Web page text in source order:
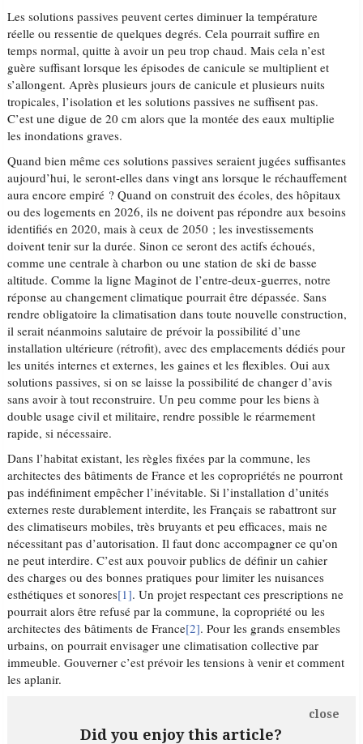
Les solutions passives peuvent certes diminuer la température
réelle ou ressentie de quelques degrés. Cela pourrait suffire en
temps normal, quitte à avoir un peu trop chaud. Mais cela n’est
guère suffisant lorsque les épisodes de canicule se multiplient et
s’allongent. Après plusieurs jours de canicule et plusieurs nuits
tropicales, l’isolation et les solutions passives ne suffisent pas.
C’est une digue de 20 cm alors que la montée des eaux multiplie
les inondations graves.
Quand bien même ces solutions passives seraient jugées suffisantes
aujourd’hui, le seront-elles dans vingt ans lorsque le réchauffement
aura encore empiré ? Quand on construit des écoles, des hôpitaux
ou des logements en 2026, ils ne doivent pas répondre aux besoins
identifiés en 2020, mais à ceux de 2050 ; les investissements
doivent tenir sur la durée. Sinon ce seront des actifs échoués,
comme une centrale à charbon ou une station de ski de basse
altitude. Comme la ligne Maginot de l’entre-deux-guerres, notre
réponse au changement climatique pourrait être dépassée. Sans
rendre obligatoire la climatisation dans toute nouvelle construction,
il serait néanmoins salutaire de prévoir la possibilité d’une
installation ultérieure (rétrofit), avec des emplacements dédiés pour
les unités internes et externes, les gaines et les flexibles. Oui aux
solutions passives, si on se laisse la possibilité de changer d’avis
sans avoir à tout reconstruire. Un peu comme pour les biens à
double usage civil et militaire, rendre possible le réarmement
rapide, si nécessaire.
Dans l’habitat existant, les règles fixées par la commune, les
architectes des bâtiments de France et les copropriétés ne pourront
pas indéfiniment empêcher l’inévitable. Si l’installation d’unités
externes reste durablement interdite, les Français se rabattront sur
des climatiseurs mobiles, très bruyants et peu efficaces, mais ne
nécessitant pas d’autorisation. Il faut donc accompagner ce qu’on
ne peut interdire. C’est aux pouvoir publics de définir un cahier
des charges ou des bonnes pratiques pour limiter les nuisances
esthétiques et sonores[1]. Un projet respectant ces prescriptions ne
pourrait alors être refusé par la commune, la copropriété ou les
architectes des bâtiments de France[2]. Pour les grands ensembles
urbains, on pourrait envisager une climatisation collective par
immeuble. Gouverner c’est prévoir les tensions à venir et comment
les aplanir.
Did you enjoy this article?
close